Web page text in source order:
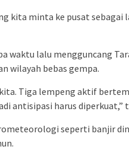
kita minta ke pusat sebagai
waktu lalu mengguncang
wilayah bebas gempa.
Tiga lempeng aktif
antisipasi harus diperkuat,”
seperti banjir